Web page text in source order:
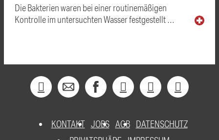
Die Bakterien waren bei einer routinemäßigen
Kontrolle im untersuchten Wasser festgestellt …
KONTAKT JOBS AGB DATENSCHUTZ